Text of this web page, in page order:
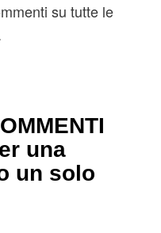
su tutte le
una
un solo